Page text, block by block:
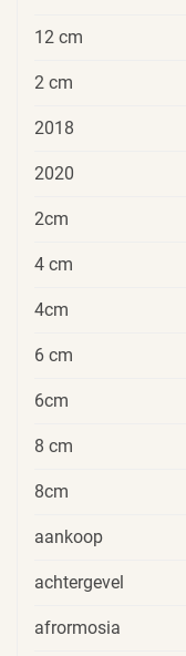
12 cm
2 cm
2018
2020
2cm
4 cm
4cm
6 cm
6cm
8 cm
8cm
aankoop
achtergevel
afrormosia